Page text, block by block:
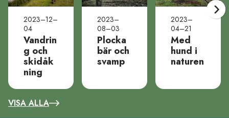
2023–12–
04
Vandrin
g och
skidåk
ning
2023–
08–03
Plocka
bär och
svamp
2023–
04–21
Med
hund i
naturen
VISA ALLA